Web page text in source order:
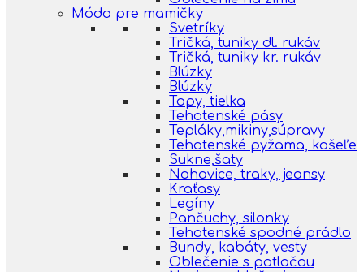
Móda pre mamičky
Svetríky
Tričká, tuniky dl. rukáv
Tričká, tuniky kr. rukáv
Blúzky
Blúzky
Topy, tielka
Tehotenské pásy
Tepláky,mikiny,súpravy
Tehotenské pyžama, košeľe
Sukne,šaty
Nohavice, traky, jeansy
Kraťasy
Legíny
Pančuchy, silonky
Tehotenské spodné prádlo
Bundy, kabáty, vesty
Oblečenie s potlačou